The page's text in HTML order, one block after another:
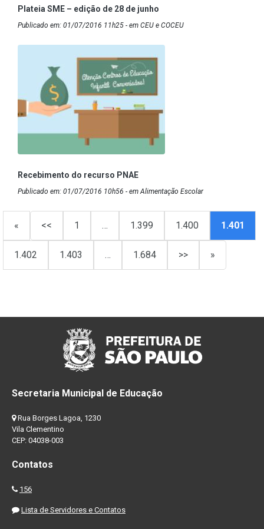
Plateia SME – edição de 28 de junho
Publicado em: 01/07/2016 11h25 - em CEU e COCEU
Recebimento do recurso PNAE
Publicado em: 01/07/2016 10h56 - em Alimentação Escolar
« << 1 … 1.399 1.400 1.401
1.402 1.403 … 1.684 >> »
Secretaria Municipal de Educação
Rua Borges Lagoa, 1230
Vila Clementino
CEP: 04038-003
Contatos
156
Lista de Servidores e Contatos